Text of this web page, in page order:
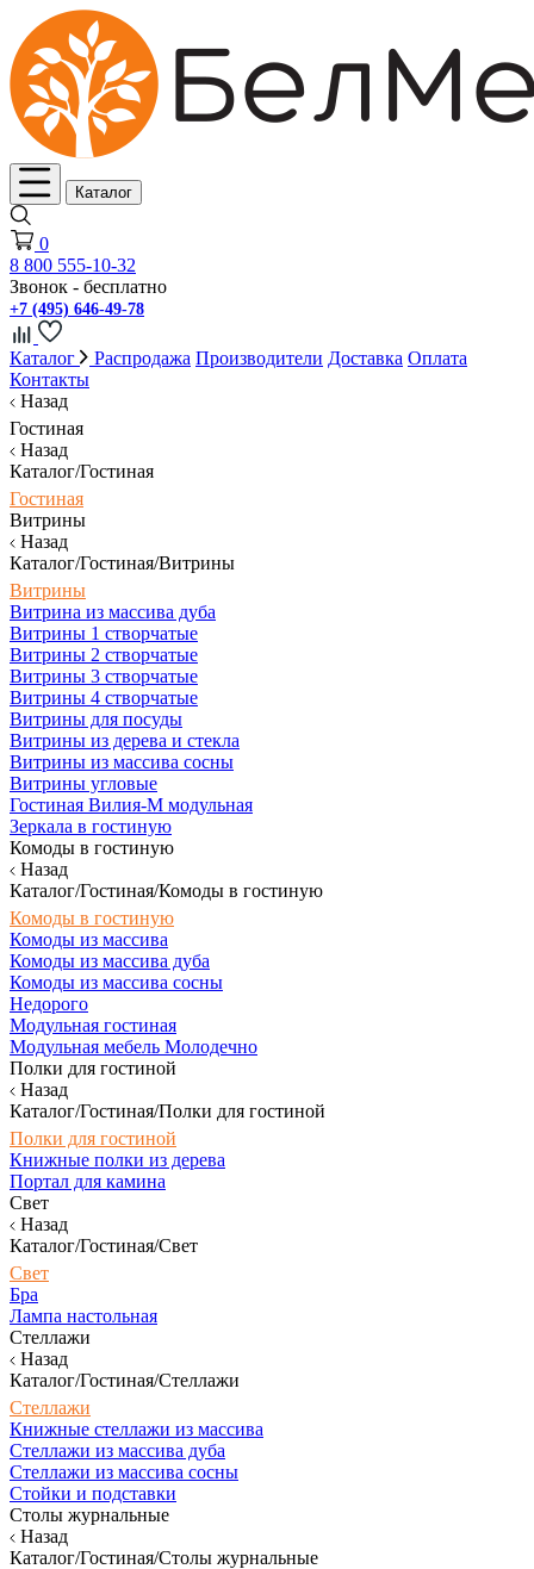
Каталог
0
8 800 555-10-32
Звонок - бесплатно
+7 (495) 646-49-78
Каталог Распродажа Производители Доставка Оплата
Контакты
Назад
Гостиная
Назад
Каталог/Гостиная
Гостиная
Витрины
Назад
Каталог/Гостиная/Витрины
Витрины
Витрина из массива дуба
Витрины 1 створчатые
Витрины 2 створчатые
Витрины 3 створчатые
Витрины 4 створчатые
Витрины для посуды
Витрины из дерева и стекла
Витрины из массива сосны
Витрины угловые
Гостиная Вилия-М модульная
Зеркала в гостиную
Комоды в гостиную
Назад
Каталог/Гостиная/Комоды в гостиную
Комоды в гостиную
Комоды из массива
Комоды из массива дуба
Комоды из массива сосны
Недорого
Модульная гостиная
Модульная мебель Молодечно
Полки для гостиной
Назад
Каталог/Гостиная/Полки для гостиной
Полки для гостиной
Книжные полки из дерева
Портал для камина
Свет
Назад
Каталог/Гостиная/Свет
Свет
Бра
Лампа настольная
Стеллажи
Назад
Каталог/Гостиная/Стеллажи
Стеллажи
Книжные стеллажи из массива
Стеллажи из массива дуба
Стеллажи из массива сосны
Стойки и подставки
Столы журнальные
Назад
Каталог/Гостиная/Столы журнальные